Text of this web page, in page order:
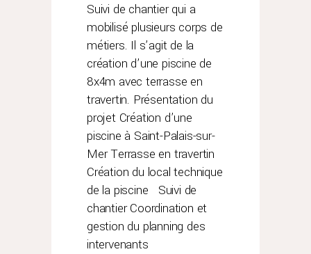
Suivi de chantier qui a
mobilisé plusieurs corps de
métiers. Il s’agit de la
création d’une piscine de
8x4m avec terrasse en
travertin. Présentation du
projet Création d’une
piscine à Saint-Palais-sur-
Mer Terrasse en travertin
Création du local technique
de la piscine Suivi de
chantier Coordination et
gestion du planning des
intervenants